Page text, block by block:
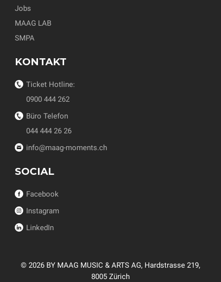
Jobs
MAAG LAB
SMPA
KONTAKT
Ticket Hotline:
0900 444 262
Büro Telefon
044 444 26 26
info@maag-moments.ch
SOCIAL
Facebook
Instagram
LinkedIn
© 2026 BY MAAG MUSIC & ARTS AG, Hardstrasse 219,
8005 Zürich